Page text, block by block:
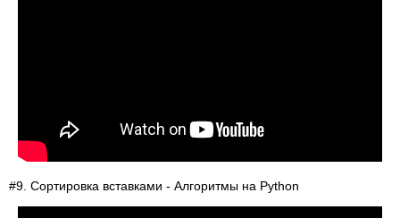
#9. Сортировка вставками - Алгоритмы на Python